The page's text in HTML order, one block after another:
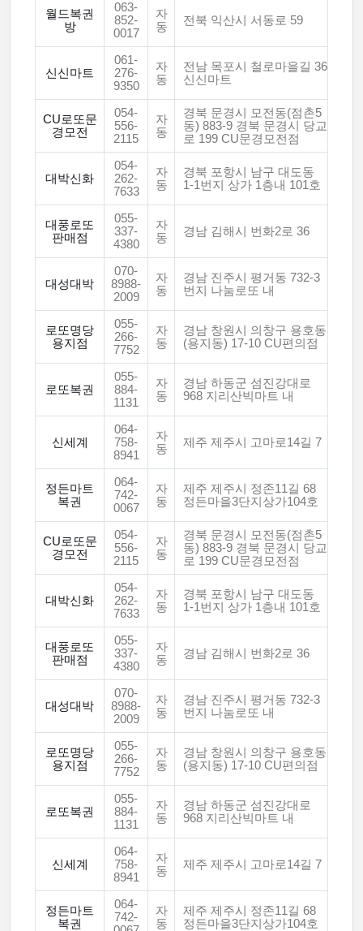
월드복권
방
063-
852-
0017
자
동
전북 익산시 서동로 59
신신마트
061-
276-
9350
자
동
전남 목포시 철로마을길 36
신신마트
CU로또문
경모전
054-
556-
2115
자
동
경북 문경시 모전동(점촌5
동) 883-9 경북 문경시 당교
로 199 CU문경모전점
대박신화
054-
262-
7633
자
동
경북 포항시 남구 대도동
1-1번지 상가 1층내 101호
대풍로또
판매점
055-
337-
4380
자
동
경남 김해시 번화2로 36
대성대박
070-
8988-
2009
자
동
경남 진주시 평거동 732-3
번지 나눔로또 내
로또명당
용지점
055-
266-
7752
자
동
경남 창원시 의창구 용호동
(용지동) 17-10 CU편의점
로또복권
055-
884-
1131
자
동
경남 하동군 섬진강대로
968 지리산빅마트 내
신세계
064-
758-
8941
자
동
제주 제주시 고마로14길 7
정든마트
복권
064-
742-
0067
자
동
제주 제주시 정존11길 68
정든마을3단지상가104호
CU로또문
경모전
054-
556-
2115
자
동
경북 문경시 모전동(점촌5
동) 883-9 경북 문경시 당교
로 199 CU문경모전점
대박신화
054-
262-
7633
자
동
경북 포항시 남구 대도동
1-1번지 상가 1층내 101호
대풍로또
판매점
055-
337-
4380
자
동
경남 김해시 번화2로 36
대성대박
070-
8988-
2009
자
동
경남 진주시 평거동 732-3
번지 나눔로또 내
로또명당
용지점
055-
266-
7752
자
동
경남 창원시 의창구 용호동
(용지동) 17-10 CU편의점
로또복권
055-
884-
1131
자
동
경남 하동군 섬진강대로
968 지리산빅마트 내
신세계
064-
758-
8941
자
동
제주 제주시 고마로14길 7
정든마트
복권
064-
742-
자
동
제주 제주시 정존11길 68
정든마을3단지상가104호